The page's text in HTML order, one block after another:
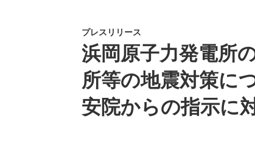
ニュース（新しいウィンドウを開きます）
よくあるご質問・お問い合わせ
プレスリリース
浜岡原子力発電所
所等の地震対策に
安院からの指示に